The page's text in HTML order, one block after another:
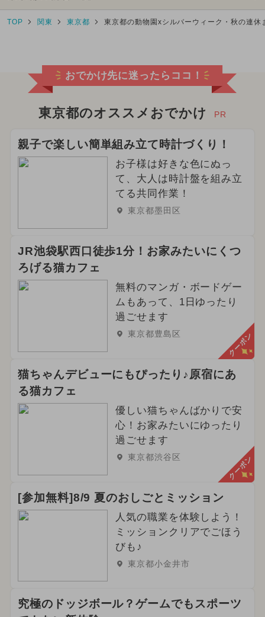
TOP 関東 東京都 東京都の動物園xシルバーウィーク・秋の連休
おでかけ先に迷ったらココ！
東京都のオススメおでかけ PR
親子で楽しい簡単組み立て時計づくり！
お子様は好きな色にぬっ
て、大人は時計盤を組み立
てる共同作業！
東京都墨田区
JR池袋駅西口徒歩1分！お家みたいにくつ
ろげる猫カフェ
無料のマンガ・ボードゲー
ムもあって、1日ゆったり
過ごせます
東京都豊島区 クーポン
猫ちゃんデビューにもぴったり♪原宿にあ
る猫カフェ
優しい猫ちゃんばかりで安
心！お家みたいにゆったり
過ごせます
東京都渋谷区 クーポン
[参加無料]8/9 夏のおしごとミッション
人気の職業を体験しよう！
ミッションクリアでごほう
びも♪
東京都小金井市
究極のドッジボール？ゲームでもスポーツ